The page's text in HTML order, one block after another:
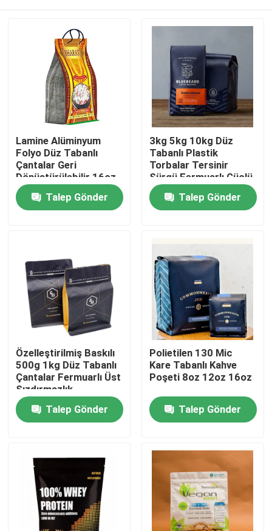
Ana sayfa
Hakkımızda
Fabrika turu
Kalite kontrol
Bize ulaşın
Haberler
Gıda Ambalaj poşetleri
Kahve Paketleme Torbaları
Lamine Alüminyum
Folyo Düz Tabanlı
Çantalar Geri
Dönüştürülebilir 16oz
Özel Baskılı
Talep Gönder
3kg 5kg 10kg Düz
Tabanlı Plastik
Torbalar Tersinir
Sürgü Fermuarlı Güçlü
Bariyer
Talep Gönder
Özelleştirilmiş Baskılı
500g 1kg Düz Tabanlı
Çantalar Fermuarlı Üst
Sızdırmazlık
Talep Gönder
Polietilen 130 Mic
Kare Tabanlı Kahve
Poşeti 8oz 12oz 16oz
Talep Gönder